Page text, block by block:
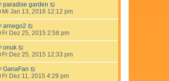
paradise garden
Mi Jan 13, 2016 12:12 pm
arnego2
Fr Dez 25, 2015 2:58 pm
onuk
Fr Dez 25, 2015 12:33 pm
GanaFan
Fr Dez 11, 2015 4:29 pm